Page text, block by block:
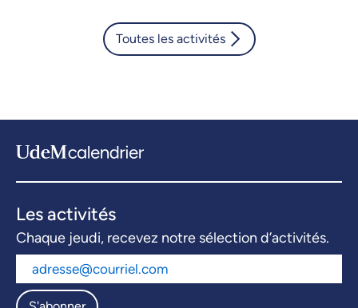
Toutes les activités
Les activités
Chaque jeudi, recevez notre sélection d’activités.